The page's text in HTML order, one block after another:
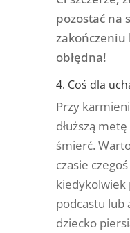
pozostać na
zakończeniu
obłędna!
4. Coś dla
Przy
dłuższą
śmierć.
czasie
kiedykolwiek
podcastu lub
dziecko